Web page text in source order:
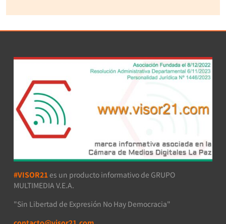
#VISOR21 es un producto informativo de GRUPO
MULTIMEDIA V.E.A.
"Sin Libertad de Expresión No Hay Democracia"